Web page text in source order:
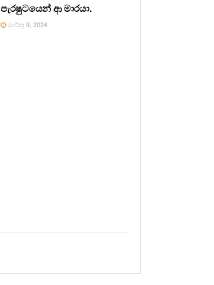
පැරෂුටයෙන් ආ මාරයා.
මාර්තු 9, 2024